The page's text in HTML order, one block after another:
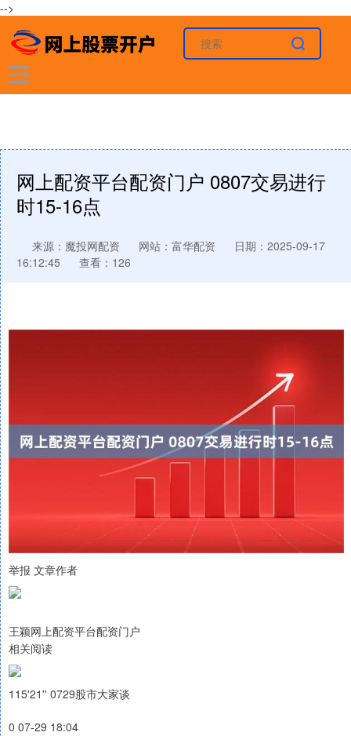
-->
网上配资平台配资门户 0807交易进行
时15-16点
来源：魔投网配资 网站：富华配资
日期：2025-09-17
16:12:45
查看：126
举报 文章作者
王颖网上配资平台配资门户
相关阅读
115'21'' 0729股市大家谈
0 07-29 18:04